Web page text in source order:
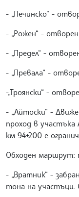
- „Печинско“ -
- „Рожен“ -
- „Предел“ -
- „Превала“ -
-„Троянски“ -
- „Айтоски“ -
проход в
км 94+200 е
Обходен маршрут:
- „Вратник“ -
тона на участъци.